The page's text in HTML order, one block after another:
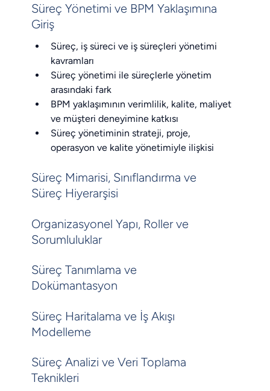
Süreç Yönetimi ve BPM Yaklaşımına
Giriş
Süreç, iş süreci ve iş süreçleri yönetimi
kavramları
Süreç yönetimi ile süreçlerle yönetim
arasındaki fark
BPM yaklaşımının verimlilik, kalite, maliyet
ve müşteri deneyimine katkısı
Süreç yönetiminin strateji, proje,
operasyon ve kalite yönetimiyle ilişkisi
Süreç Mimarisi, Sınıflandırma ve
Süreç Hiyerarşisi
Organizasyonel Yapı, Roller ve
Sorumluluklar
Süreç Tanımlama ve
Dokümantasyon
Süreç Haritalama ve İş Akışı
Modelleme
Süreç Analizi ve Veri Toplama
Teknikleri